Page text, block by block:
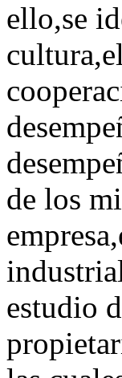
ello,se
de los
estudio